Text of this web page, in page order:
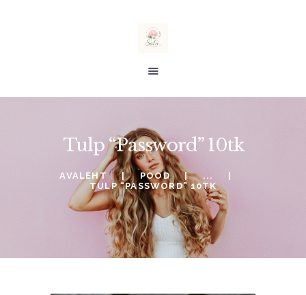
Tulp “Password” 10tk
AVALEHT POOD
...
TULP “PASSWORD” 10TK
salu taimed
TELLIMINE
SOOVINIMEKIRI